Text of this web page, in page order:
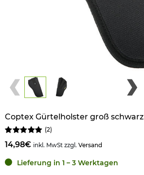
Coptex Gürtelholster groß schwarz
(2)
14,98€ inkl. MwSt zzgl. Versand
Lieferung in 1 – 3 Werktagen